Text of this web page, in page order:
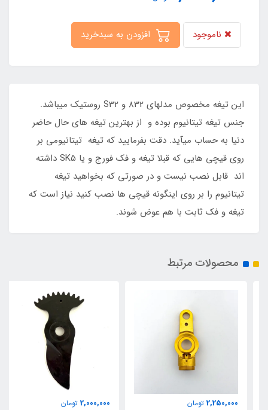
ناموجود
این تیغه مخصوص مدلهای 832 و S32 روستیک میباشد.
جنس تیغه تیتانیوم بوده و از بهترین تیغه های حال حاضر
دنیا به حساب میآید. دقت بفرمایید که تیغه تیتانیومی بر
روی قیچی هایی که قبلا تیغه و فک فورج و یا SK5 داشته
اند قابل نصب نیست و در صورتی که بخواهید تیغه
تیتانیوم را بر روی اینگونه قیچی ها نصب کنید نیاز است که
تیغه و فک ثابت با هم عوض شوند.
محصولات مرتبط
2,250,000 تومان
2,000,000 تومان